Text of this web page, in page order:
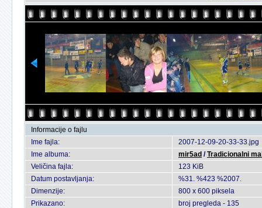
Informacije o fajlu
Ime fajla:
2007-12-09-20-33-33.jpg
Ime albuma:
mir5ad /Tradicionalni
Veličina fajla:
123 KiB
Datum postavljanja:
%31. %423 %2007.
Dimenzije:
800 x 600 piksela
Prikazano:
broj pregleda - 135